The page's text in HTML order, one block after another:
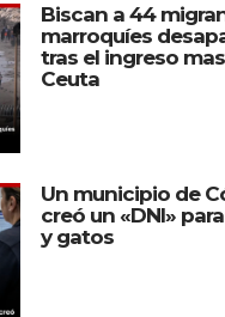
Biscan a 44
marroquíes
tras el ingreso
Ceuta
Un municipio de
creó un «DNI»
y gatos